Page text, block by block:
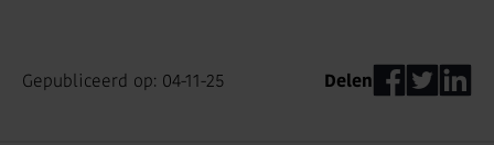
Gepubliceerd op: 04-11-25 Delen